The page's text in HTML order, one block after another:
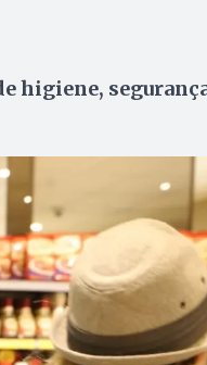
higiene,